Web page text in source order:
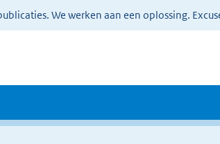
We werken aan een oplossing.